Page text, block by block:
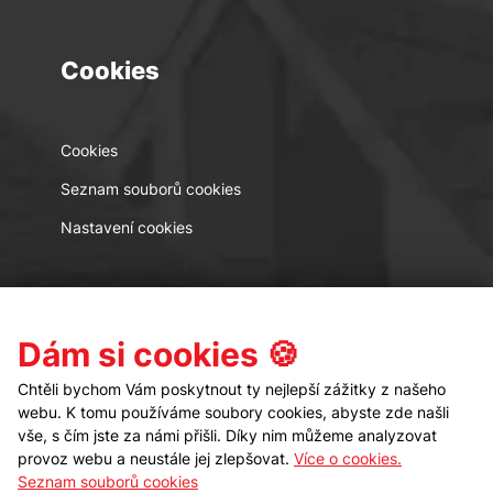
Cookies
Cookies
Seznam souborů cookies
Nastavení cookies
Kontakt Sledujte nás
Dám si cookies 🍪
Chtěli bychom Vám poskytnout ty nejlepší zážitky z našeho
webu. K tomu používáme soubory cookies, abyste zde našli
vše, s čím jste za námi přišli. Díky nim můžeme analyzovat
provoz webu a neustále jej zlepšovat. Více o cookies.
Seznam souborů cookies